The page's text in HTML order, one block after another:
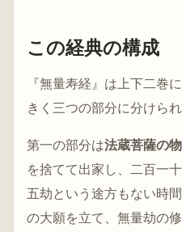
この経典の構成
『無量寿経』は上下二巻
きく三つの部分に分けられ
第一の部分は法蔵菩薩の
を捨てて出家し、二百一
五劫という途方もない時
の大願を立て、無量劫の